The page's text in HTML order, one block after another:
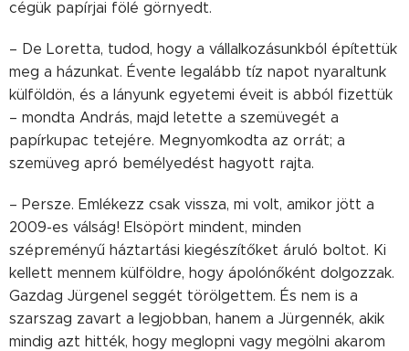
cégük papírjai fölé görnyedt.
– De Loretta, tudod, hogy a vállalkozásunkból építettük
meg a házunkat. Évente legalább tíz napot nyaraltunk
külföldön, és a lányunk egyetemi éveit is abból fizettük
– mondta András, majd letette a szemüvegét a
papírkupac tetejére. Megnyomkodta az orrát; a
szemüveg apró bemélyedést hagyott rajta.
– Persze. Emlékezz csak vissza, mi volt, amikor jött a
2009-es válság! Elsöpört mindent, minden
szépreményű háztartási kiegészítőket áruló boltot. Ki
kellett mennem külföldre, hogy ápolónőként dolgozzak.
Gazdag Jürgenel seggét törölgettem. És nem is a
szarszag zavart a legjobban, hanem a Jürgennék, akik
mindig azt hitték, hogy meglopni vagy megölni akarom